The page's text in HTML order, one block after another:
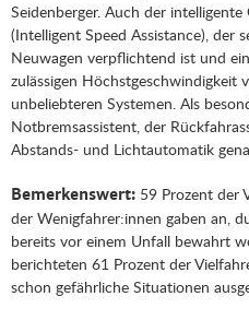
Seidenberger. Auch der
(Intelligent Speed Assistance), der
Neuwagen verpflichtend ist und
zulässigen Höchstgeschwindigkeit
unbeliebteren Systemen. Als
Notbremsassistent, der
Abstands- und Lichtautomatik
Bemerkenswert: 59 Prozent der
der Wenigfahrer:innen gaben an,
bereits vor einem Unfall bewahrt
berichteten 61 Prozent der
schon gefährliche Situationen